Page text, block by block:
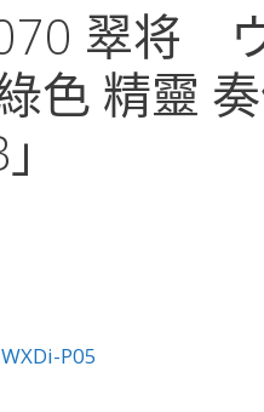
翠将
色 精靈
WXDi-P05